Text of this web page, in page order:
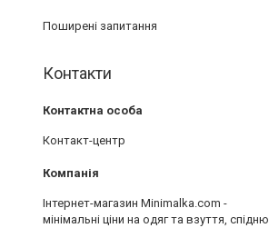
Поширені запитання
Контакти
Контакт-центр
Інтернет-магазин Minimalka.com -
мінімальні ціни на одяг та взуття, спідню